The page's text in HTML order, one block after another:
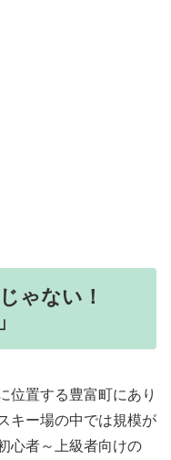
ゃない！
位置する豊富町にあり
キー場の中では規模が
心者～上級者向けの